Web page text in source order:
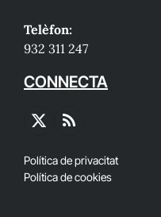
Telèfon:
932 311 247
CONNECTA
X
RSS
Política de privacitat
Política de cookies